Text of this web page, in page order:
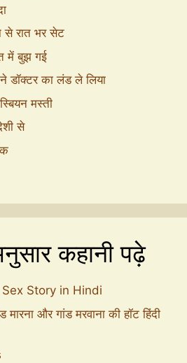
से रात भर सेट
में बुझ गई
डॉक्टर का लंड ले लिया
मस्ती
से
कहानी पढ़े
Story in Hindi
और गांड मरवाना की हॉट हिंदी